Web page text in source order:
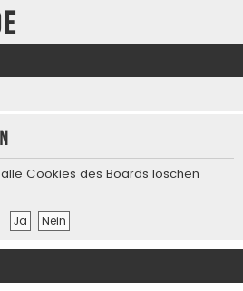
Cookies des Boards löschen